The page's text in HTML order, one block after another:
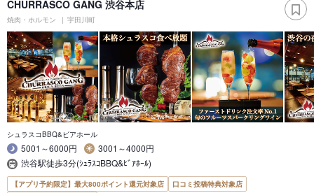
CHURRASCO GANG 渋谷本店
焼肉・ホルモン 宇田川町
シュラスコBBQ&ビアホール
5001～6000円
3001～4000円
渋谷駅徒歩3分(ｼｭﾗｽｺBBQ&ﾋﾞｱﾎｰﾙ)
【アプリ予約限定】最大800ポイント還元対象店
口コミ投稿特典対象店